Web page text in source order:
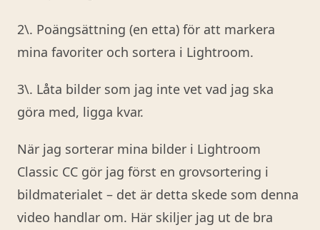
2\. Poängsättning (en etta) för att markera
mina favoriter och sortera i Lightroom.
3\. Låta bilder som jag inte vet vad jag ska
göra med, ligga kvar.
När jag sorterar mina bilder i Lightroom
Classic CC gör jag först en grovsortering i
bildmaterialet – det är detta skede som denna
video handlar om. Här skiljer jag ut de bra